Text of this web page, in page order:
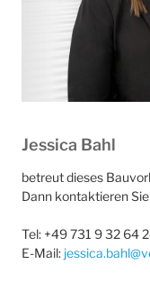
Jessica Bahl
betreut dieses
Dann kontaktieren
Tel: +49 731 9 32 64
E-Mail: